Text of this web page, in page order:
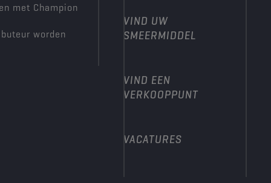
met Champion
worden
VIND UW
SMEERMIDDEL
VIND EEN
VERKOOPPUNT
VACATURES